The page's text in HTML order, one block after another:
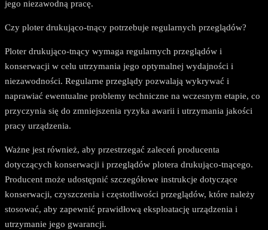
jego niezawodną pracę.
Czy ploter drukująco-tnący potrzebuje regularnych przeglądów?
Ploter drukująco-tnący wymaga regularnych przeglądów i
konserwacji w celu utrzymania jego optymalnej wydajności i
niezawodności. Regularne przeglądy pozwalają wykrywać i
naprawiać ewentualne problemy techniczne na wczesnym etapie, co
przyczynia się do zmniejszenia ryzyka awarii i utrzymania jakości
pracy urządzenia.
Ważne jest również, aby przestrzegać zaleceń producenta
dotyczących konserwacji i przeglądów plotera drukująco-tnącego.
Producent może udostępnić szczegółowe instrukcje dotyczące
konserwacji, czyszczenia i częstotliwości przeglądów, które należy
stosować, aby zapewnić prawidłową eksploatację urządzenia i
utrzymanie jego gwarancji.